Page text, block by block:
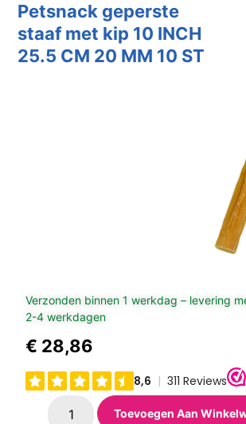
Petsnack geperste
staaf met kip 10 INCH
25.5 CM 20 MM 10 ST
Verzonden binnen 1 werkdag – levering
2-4 werkdagen
€ 28,86
Toevoegen Aan